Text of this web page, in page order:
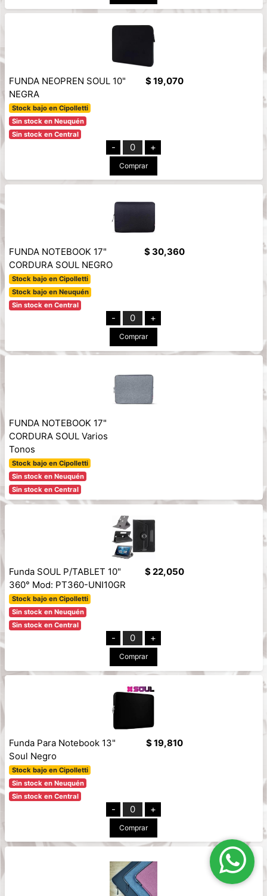
FUNDA NEOPREN SOUL 10"
NEGRA
Stock bajo en Cipolletti
Sin stock en Neuquén
Sin stock en Central
$ 19,070
- 0 +
Comprar
FUNDA NOTEBOOK 17"
CORDURA SOUL NEGRO
Stock bajo en Cipolletti
Stock bajo en Neuquén
Sin stock en Central
$ 30,360
- 0 +
Comprar
FUNDA NOTEBOOK 17"
CORDURA SOUL Varios
Tonos
Stock bajo en Cipolletti
Sin stock en Neuquén
Sin stock en Central
Funda SOUL P/TABLET 10"
360° Mod: PT360-UNI10GR
Stock bajo en Cipolletti
Sin stock en Neuquén
Sin stock en Central
$ 22,050
- 0 +
Comprar
Funda Para Notebook 13"
Soul Negro
Stock bajo en Cipolletti
Sin stock en Neuquén
Sin stock en Central
$ 19,810
- 0 +
Comprar